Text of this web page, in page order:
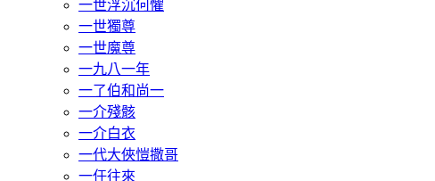
一世浮沉何懼
一世獨尊
一世魔尊
一九八一年
一了伯和尚一
一介殘骸
一介白衣
一代大俠愷撒哥
一任往來